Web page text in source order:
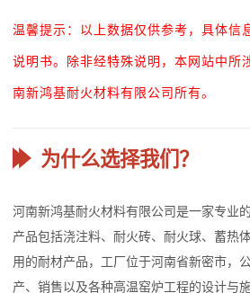
温馨提示：以上数据仅供参考，具体信
说明书。除非经特殊说明，本网站中所
南新鸿基耐火材料有限公司所有。
为什么选择我们？
河南新鸿基耐火材料有限公司是一家专业
产品包括浇注料、耐火砖、耐火球、蓄热
用的耐材产品，工厂位于河南省新密市，
产、销售以及各种高温窑炉工程的设计与